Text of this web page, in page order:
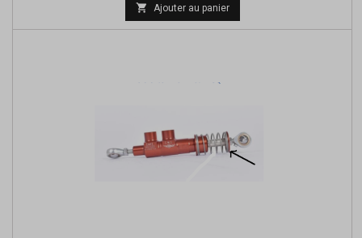
base
 Ajouter au panier